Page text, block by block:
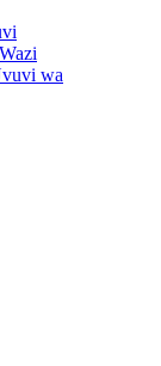
wa